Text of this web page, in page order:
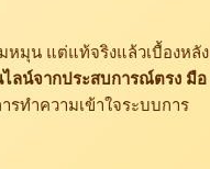
หมุน แต่แท้จริงแล้วเบื้องหลัง
ลน์จากประสบการณ์ตรง มือ
รทำความเข้าใจระบบการ